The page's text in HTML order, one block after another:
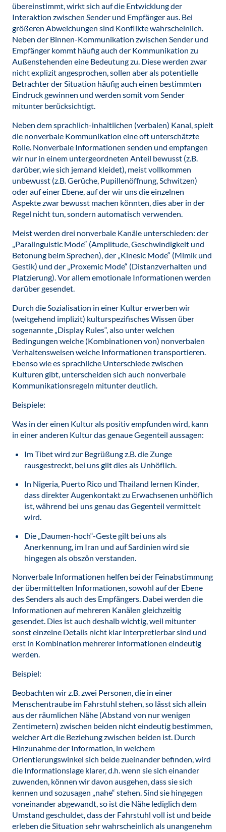
übereinstimmt, wirkt sich auf die Entwicklung der
Interaktion zwischen Sender und Empfänger aus. Bei
größeren Abweichungen sind Konflikte wahrscheinlich.
Neben der Binnen-Kommunikation zwischen Sender und
Empfänger kommt häufig auch der Kommunikation zu
Außenstehenden eine Bedeutung zu. Diese werden zwar
nicht explizit angesprochen, sollen aber als potentielle
Betrachter der Situation häufig auch einen bestimmten
Eindruck gewinnen und werden somit vom Sender
mitunter berücksichtigt.
Neben dem sprachlich-inhaltlichen (verbalen) Kanal, spielt
die nonverbale Kommunikation eine oft unterschätzte
Rolle. Nonverbale Informationen senden und empfangen
wir nur in einem untergeordneten Anteil bewusst (z.B.
darüber, wie sich jemand kleidet), meist vollkommen
unbewusst (z.B. Gerüche, Pupillenöffnung, Schwitzen)
oder auf einer Ebene, auf der wir uns die einzelnen
Aspekte zwar bewusst machen könnten, dies aber in der
Regel nicht tun, sondern automatisch verwenden.
Meist werden drei nonverbale Kanäle unterschieden: der
„Paralinguistic Mode“ (Amplitude, Geschwindigkeit und
Betonung beim Sprechen), der „Kinesic Mode“ (Mimik und
Gestik) und der „Proxemic Mode“ (Distanzverhalten und
Platzierung). Vor allem emotionale Informationen werden
darüber gesendet.
Durch die Sozialisation in einer Kultur erwerben wir
(weitgehend implizit) kulturspezifisches Wissen über
sogenannte „Display Rules“, also unter welchen
Bedingungen welche (Kombinationen von) nonverbalen
Verhaltensweisen welche Informationen transportieren.
Ebenso wie es sprachliche Unterschiede zwischen
Kulturen gibt, unterscheiden sich auch nonverbale
Kommunikationsregeln mitunter deutlich.
Beispiele:
Was in der einen Kultur als positiv empfunden wird, kann
in einer anderen Kultur das genaue Gegenteil aussagen:
Im Tibet wird zur Begrüßung z.B. die Zunge
rausgestreckt, bei uns gilt dies als Unhöflich.
In Nigeria, Puerto Rico und Thailand lernen Kinder,
dass direkter Augenkontakt zu Erwachsenen unhöflich
ist, während bei uns genau das Gegenteil vermittelt
wird.
Die „Daumen-hoch“-Geste gilt bei uns als
Anerkennung, im Iran und auf Sardinien wird sie
hingegen als obszön verstanden.
Nonverbale Informationen helfen bei der Feinabstimmung
der übermittelten Informationen, sowohl auf der Ebene
des Senders als auch des Empfängers. Dabei werden die
Informationen auf mehreren Kanälen gleichzeitig
gesendet. Dies ist auch deshalb wichtig, weil mitunter
sonst einzelne Details nicht klar interpretierbar sind und
erst in Kombination mehrerer Informationen eindeutig
werden.
Beispiel:
Beobachten wir z.B. zwei Personen, die in einer
Menschentraube im Fahrstuhl stehen, so lässt sich allein
aus der räumlichen Nähe (Abstand von nur wenigen
Zentimetern) zwischen beiden nicht eindeutig bestimmen,
welcher Art die Beziehung zwischen beiden ist. Durch
Hinzunahme der Information, in welchem
Orientierungswinkel sich beide zueinander befinden, wird
die Informationslage klarer, d.h. wenn sie sich einander
zuwenden, können wir davon ausgehen, dass sie sich
kennen und sozusagen „nahe“ stehen. Sind sie hingegen
voneinander abgewandt, so ist die Nähe lediglich dem
Umstand geschuldet, dass der Fahrstuhl voll ist und beide
erleben die Situation sehr wahrscheinlich als unangenehm